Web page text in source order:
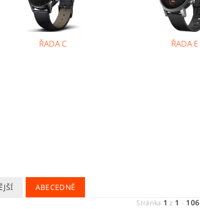
ŘADA C ŘADA E
ABECEDNĚ
Stránka 1 z 1 - 106